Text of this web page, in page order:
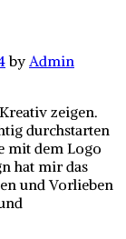
by Admin
zeigen.
durchstarten
mit dem Logo
hat mir das
und Vorlieben